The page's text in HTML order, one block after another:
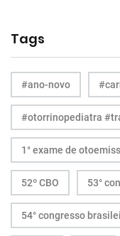
Tags
#ano-novo
#otorrinopediatra
1° exame de
52º CBO 53°
54° congresso